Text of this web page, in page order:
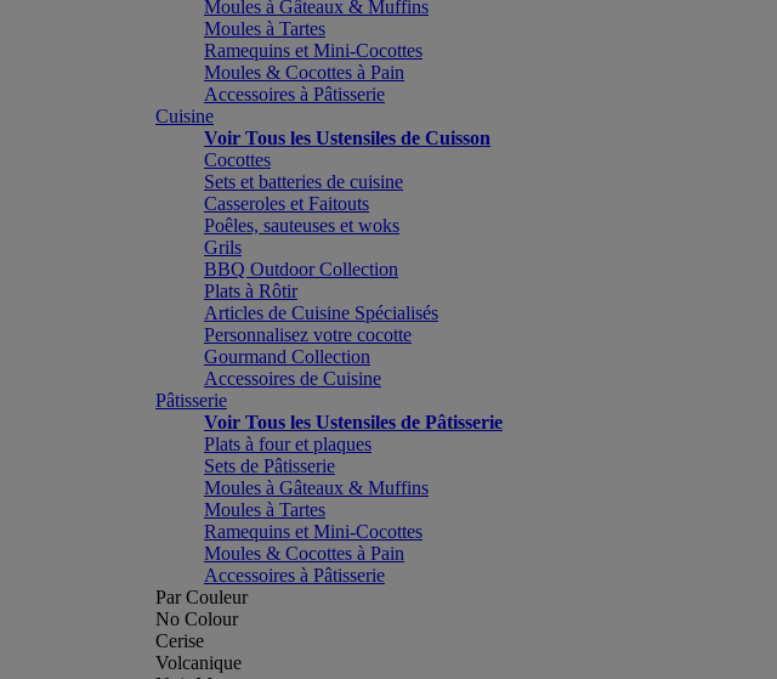
Moules à Gâteaux & Muffins
Moules à Tartes
Ramequins et Mini-Cocottes
Moules & Cocottes à Pain
Accessoires à Pâtisserie
Cuisine
Voir Tous les Ustensiles de Cuisson
Cocottes
Sets et batteries de cuisine
Casseroles et Faitouts
Poêles, sauteuses et woks
Grils
BBQ Outdoor Collection
Plats à Rôtir
Articles de Cuisine Spécialisés
Personnalisez votre cocotte
Gourmand Collection
Accessoires de Cuisine
Pâtisserie
Voir Tous les Ustensiles de Pâtisserie
Plats à four et plaques
Sets de Pâtisserie
Moules à Gâteaux & Muffins
Moules à Tartes
Ramequins et Mini-Cocottes
Moules & Cocottes à Pain
Accessoires à Pâtisserie
Par Couleur
No Colour
Cerise
Volcanique